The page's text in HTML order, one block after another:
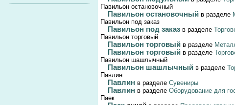
Павильон остановочный
Павильон остановочный в разделе
Павильон под заказ
Павильон под заказ в разделе
Павильон торговый
Павильон торговый в разделе
Павильон торговый в разделе
Павильон шашлычный
Павильон шашлычный в разделе
Павлин
Павлин в разделе Сувениры
Павлин в разделе Оборудование для
Паек